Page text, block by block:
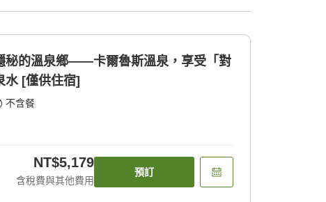
秘的溫泉鄉——卡爾魯斯溫泉，享受「對
水 [僅供住宿]
不含餐
NT$5,179
含稅費與其他費用
預訂